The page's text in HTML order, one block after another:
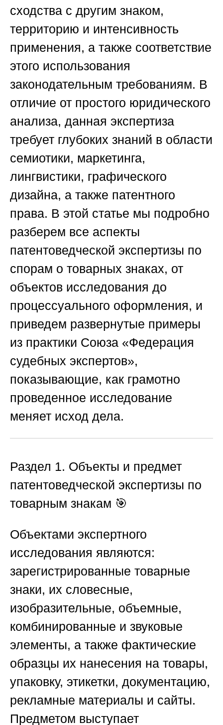
сходства с другим знаком,
территорию и интенсивность
применения, а также соответствие
этого использования
законодательным требованиям. В
отличие от простого юридического
анализа, данная экспертиза
требует глубоких знаний в области
семиотики, маркетинга,
лингвистики, графического
дизайна, а также патентного
права. В этой статье мы подробно
разберем все аспекты
патентоведческой экспертизы по
спорам о товарных знаках, от
объектов исследования до
процессуального оформления, и
приведем развернутые примеры
из практики Союза «Федерация
судебных экспертов»,
показывающие, как грамотно
проведенное исследование
меняет исход дела.
Раздел 1. Объекты и предмет
патентоведческой экспертизы по
товарным знакам 🎯
Объектами экспертного
исследования являются:
зарегистрированные товарные
знаки, их словесные,
изобразительные, объемные,
комбинированные и звуковые
элементы, а также фактические
образцы их нанесения на товары,
упаковку, этикетки, документацию,
рекламные материалы и сайты.
Предметом выступает